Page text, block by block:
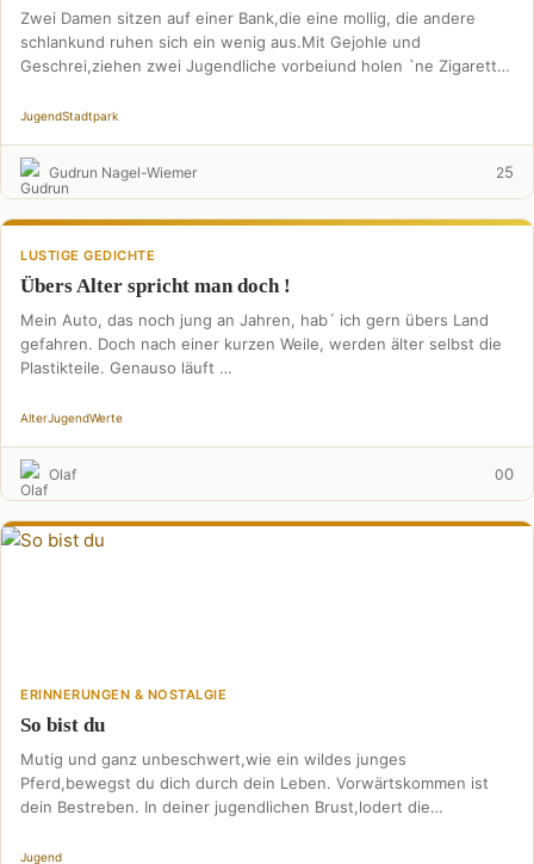
Zwei Damen sitzen auf einer Bank,die eine mollig, die andere
schlankund ruhen sich ein wenig aus.Mit Gejohle und
Geschrei,ziehen zwei Jugendliche vorbeiund holen `ne Zigarette
JugendStadtpark
Gudrun Nagel-Wiemer 25
LUSTIGE GEDICHTE
Übers Alter spricht man doch !
Mein Auto, das noch jung an Jahren, hab´ ich gern übers Land
gefahren. Doch nach einer kurzen Weile, werden älter selbst die
Plastikteile. Genauso läuft …
AlterJugendWerte
Olaf 00
ERINNERUNGEN & NOSTALGIE
So bist du
Mutig und ganz unbeschwert,wie ein wildes junges
Pferd,bewegst du dich durch dein Leben. Vorwärtskommen ist
dein Bestreben. In deiner jugendlichen Brust,lodert die
Jugend